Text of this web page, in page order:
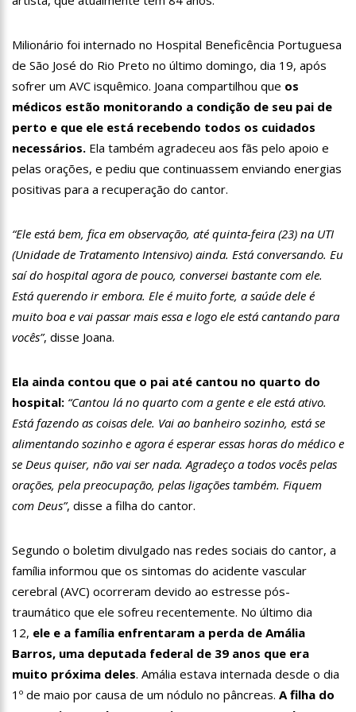
“Me sentia diminuído por ser conhecido como o gay do JN”,
12:34 Negociação de paz fracassa no Sudão e rivais voltam a se
enfrentar
12:24 Prefeitura de Manaus divulga resultado preliminar do
Programa Bolsa Idiomas 2023
VÍDEO: Homem confessa que m4tou companheira em
Manaus e diz que vítima era “ciumenta”
12:15 Produtor de Lana Del Rey será investigado por crime de
xenofobia após xingar Brasil
12:09
Noivado de Luan Santana terminou após cantor se
Última Chamada: Convocação da lista de espera do Fies
encerra nesta sexta
11:53 Prefeitura de Manaus abre inscrições gratuitas para
treinamento sobre marketing digital
10:01 Junho violeta – Caimi realiza grande caminhada para
combater a violência contra o idoso
13:11
Sine Manaus oferta 284 vagas de emprego nesta quinta-
outros casos
13:01 VÍDEO: Influenciadoras são investigadas por crime de
racismo contra crianças
12:51 Modelo e jornalista falece após complicações durante
remoção de silicone industrial
12:31
Suspeito de matar menina de 2 anos no AM é preso
12:17 Ataque em escola na Suécia deixa pelo menos três alunos
12:06 Petrobras reduz preços de querosene de aviação
Mais Médicos tem cerca de 34 mil profissionais inscritos
16:22 Jovens matam mulher para vender os seus olhos por cerca
de 450 reais
16:18 Ator de ‘Mulheres Apaixonadas’ expõe mensagens sem
respostas de Bruna Marquezine
16:13 Macabro: tia confessa ter esp4ncado sobrinha de 2 anos até
a m0rte no Amazonas; veja vídeo
Milionário foi internado no Hospital Beneficência Portuguesa
de São José do Rio Preto no último domingo, dia 19, após
sofrer um AVC isquêmico. Joana compartilhou que os
médicos estão monitorando a condição de seu pai de
perto e que ele está recebendo todos os cuidados
necessários. Ela também agradeceu aos fãs pelo apoio e
pelas orações, e pediu que continuassem enviando energias
positivas para a recuperação do cantor.
“Ele está bem, fica em observação, até quinta-feira (23) na UTI
(Unidade de Tratamento Intensivo) ainda. Está conversando. Eu
saí do hospital agora de pouco, conversei bastante com ele.
Está querendo ir embora. Ele é muito forte, a saúde dele é
muito boa e vai passar mais essa e logo ele está cantando para
vocês”, disse Joana.
Ela ainda contou que o pai até cantou no quarto do
hospital: “Cantou lá no quarto com a gente e ele está ativo.
Está fazendo as coisas dele. Vai ao banheiro sozinho, está se
alimentando sozinho e agora é esperar essas horas do médico e
se Deus quiser, não vai ser nada. Agradeço a todos vocês pelas
orações, pela preocupação, pelas ligações também. Fiquem
com Deus”, disse a filha do cantor.
Segundo o boletim divulgado nas redes sociais do cantor, a
família informou que os sintomas do acidente vascular
cerebral (AVC) ocorreram devido ao estresse pós-
traumático que ele sofreu recentemente. No último dia
12, ele e a família enfrentaram a perda de Amália
Barros, uma deputada federal de 39 anos que era
muito próxima deles. Amália estava internada desde o dia
1º de maio por causa de um nódulo no pâncreas. A filha do